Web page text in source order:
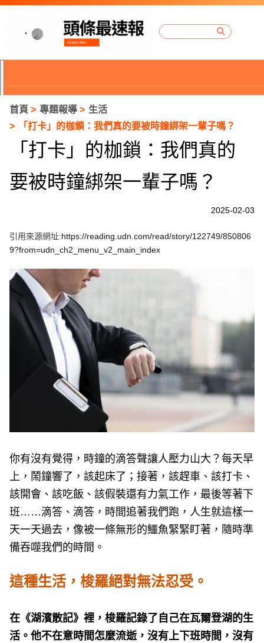
首頁 專題報導
生活
「打卡」的枷鎖：我們真的要被時鐘綁架一輩子嗎？
「打卡」的枷鎖：我們真的
要被時鐘綁架一輩子嗎？
2025-02-03
引用來源網址:https://reading.udn.com/read/story/122749/850806
9?from=udn_ch2_menu_v2_main_index
你有沒有覺得，時鐘的滴答聲讓人壓力山大？每天早
上，鬧鐘響了，該起床了；接著，該趕車、該打卡、
該開會、該吃飯、該假裝還有力氣工作，最後等著下
班……滴答、滴答，時間追著我們跑，人生就這樣一
天一天過去，像被一條無形的鱷魚緊緊盯著，隨時準
備吞噬我們的時間。
這種生活，梭羅絕對無法忍受。
在《湖濱散記》裡，梭羅記錄了自己在瓦爾登湖的生
活。他不在意時間怎麼流逝，沒有上下班時間，沒有